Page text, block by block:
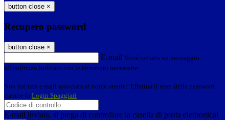
button close ×
Recupero password
button close ×
E-mail Verrà inviato un messaggio
all'indirizzo indicato con le istruzioni necessarie.
Non hai una e-mail associata al nome utente? Effettua il reset della password
tramite la Login Spaggiari
E-mail inviata, si prega di controllare la casella di posta elettronica!